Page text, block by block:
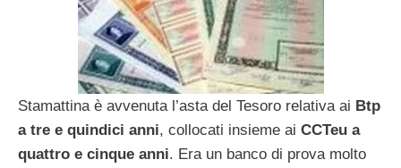
Stamattina è avvenuta l’asta del Tesoro relativa ai Btp
a tre e quindici anni, collocati insieme ai CCTeu a
quattro e cinque anni. Era un banco di prova molto